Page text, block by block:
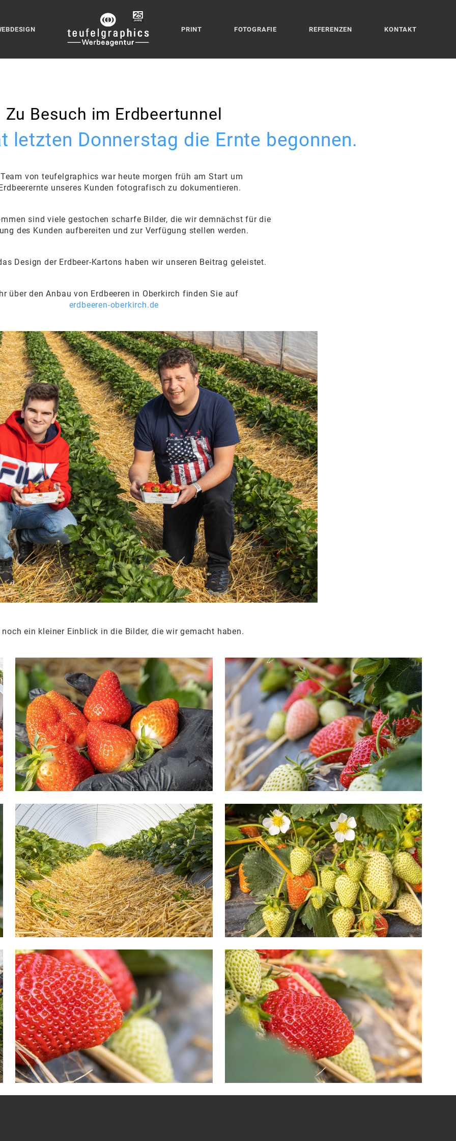
PRINT FOTOGRAFIE REFERENZEN KONTAKT
Zu Besuch im Erdbeertunnel
letzten Donnerstag die Ernte begonnen.
von teufelgraphics war heute morgen früh am Start um
unseres Kunden fotografisch zu dokumentieren.
sind viele gestochen scharfe Bilder, die wir demnächst für die
des Kunden aufbereiten und zur Verfügung stellen werden.
Design der Erdbeer-Kartons haben wir unseren Beitrag geleistet.
über den Anbau von Erdbeeren in Oberkirch finden Sie auf
erdbeeren-oberkirch.de
noch ein kleiner Einblick in die Bilder, die wir gemacht haben.